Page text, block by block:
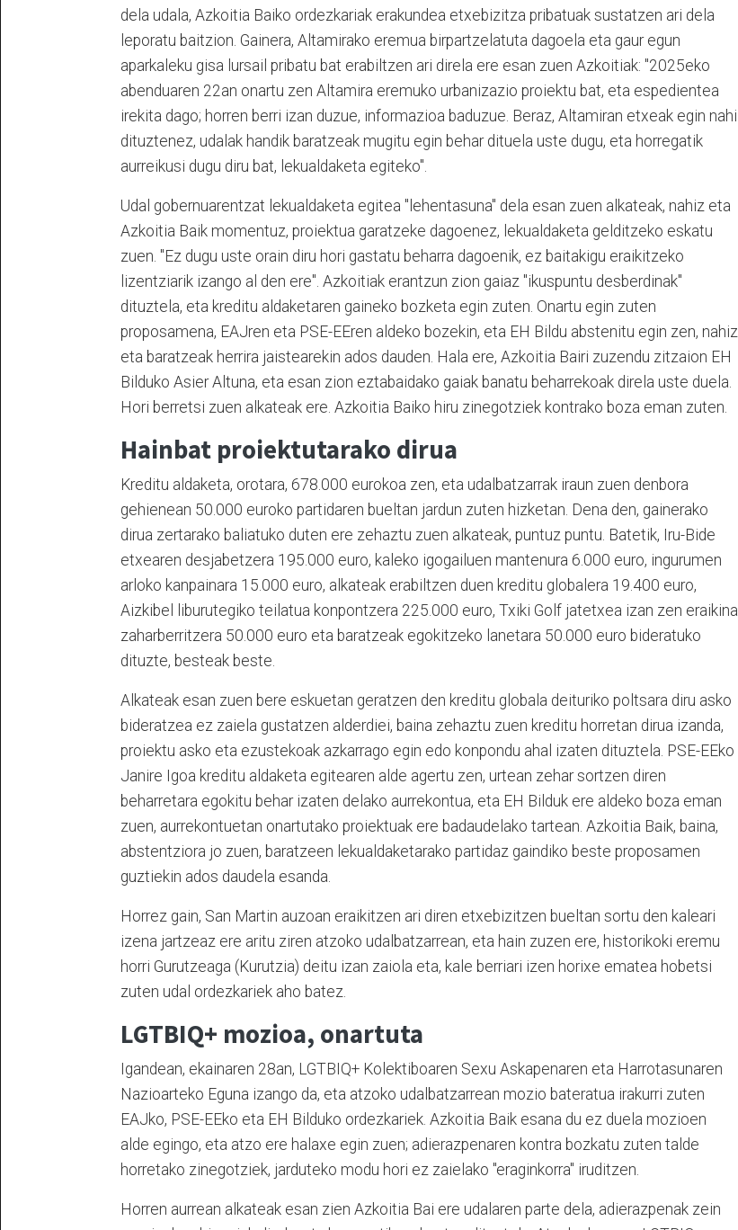
dela udala, Azkoitia Baiko ordezkariak erakundea etxebizitza pribatuak sustatzen ari dela
leporatu baitzion. Gainera, Altamirako eremua birpartzelatuta dagoela eta gaur egun
aparkaleku gisa lursail pribatu bat erabiltzen ari direla ere esan zuen Azkoitiak: "2025eko
abenduaren 22an onartu zen Altamira eremuko urbanizazio proiektu bat, eta espedientea
irekita dago; horren berri izan duzue, informazioa baduzue. Beraz, Altamiran etxeak egin nahi
dituztenez, udalak handik baratzeak mugitu egin behar dituela uste dugu, eta horregatik
aurreikusi dugu diru bat, lekualdaketa egiteko".
Udal gobernuarentzat lekualdaketa egitea "lehentasuna" dela esan zuen alkateak, nahiz eta
Azkoitia Baik momentuz, proiektua garatzeke dagoenez, lekualdaketa gelditzeko eskatu
zuen. "Ez dugu uste orain diru hori gastatu beharra dagoenik, ez baitakigu eraikitzeko
lizentziarik izango al den ere". Azkoitiak erantzun zion gaiaz "ikuspuntu desberdinak"
dituztela, eta kreditu aldaketaren gaineko bozketa egin zuten. Onartu egin zuten
proposamena, EAJren eta PSE-EEren aldeko bozekin, eta EH Bildu abstenitu egin zen, nahiz
eta baratzeak herrira jaistearekin ados dauden. Hala ere, Azkoitia Bairi zuzendu zitzaion EH
Bilduko Asier Altuna, eta esan zion eztabaidako gaiak banatu beharrekoak direla uste duela.
Hori berretsi zuen alkateak ere. Azkoitia Baiko hiru zinegotziek kontrako boza eman zuten.
Hainbat proiektutarako dirua
Kreditu aldaketa, orotara, 678.000 eurokoa zen, eta udalbatzarrak iraun zuen denbora
gehienean 50.000 euroko partidaren bueltan jardun zuten hizketan. Dena den, gainerako
dirua zertarako baliatuko duten ere zehaztu zuen alkateak, puntuz puntu. Batetik, Iru-Bide
etxearen desjabetzera 195.000 euro, kaleko igogailuen mantenura 6.000 euro, ingurumen
arloko kanpainara 15.000 euro, alkateak erabiltzen duen kreditu globalera 19.400 euro,
Aizkibel liburutegiko teilatua konpontzera 225.000 euro, Txiki Golf jatetxea izan zen eraikina
zaharberritzera 50.000 euro eta baratzeak egokitzeko lanetara 50.000 euro bideratuko
dituzte, besteak beste.
Alkateak esan zuen bere eskuetan geratzen den kreditu globala deituriko poltsara diru asko
bideratzea ez zaiela gustatzen alderdiei, baina zehaztu zuen kreditu horretan dirua izanda,
proiektu asko eta ezustekoak azkarrago egin edo konpondu ahal izaten dituztela. PSE-EEko
Janire Igoa kreditu aldaketa egitearen alde agertu zen, urtean zehar sortzen diren
beharretara egokitu behar izaten delako aurrekontua, eta EH Bilduk ere aldeko boza eman
zuen, aurrekontuetan onartutako proiektuak ere badaudelako tartean. Azkoitia Baik, baina,
abstentziora jo zuen, baratzeen lekualdaketarako partidaz gaindiko beste proposamen
guztiekin ados daudela esanda.
Horrez gain, San Martin auzoan eraikitzen ari diren etxebizitzen bueltan sortu den kaleari
izena jartzeaz ere aritu ziren atzoko udalbatzarrean, eta hain zuzen ere, historikoki eremu
horri Gurutzeaga (Kurutzia) deitu izan zaiola eta, kale berriari izen horixe ematea hobetsi
zuten udal ordezkariek aho batez.
LGTBIQ+ mozioa, onartuta
Igandean, ekainaren 28an, LGTBIQ+ Kolektiboaren Sexu Askapenaren eta Harrotasunaren
Nazioarteko Eguna izango da, eta atzoko udalbatzarrean mozio bateratua irakurri zuten
EAJko, PSE-EEko eta EH Bilduko ordezkariek. Azkoitia Baik esana du ez duela mozioen
alde egingo, eta atzo ere halaxe egin zuen; adierazpenaren kontra bozkatu zuten talde
horretako zinegotziek, jarduteko modu hori ez zaielako "eraginkorra" iruditzen.
Horren aurrean alkateak esan zien Azkoitia Bai ere udalaren parte dela, adierazpenak zein